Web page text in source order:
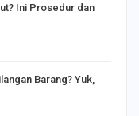
Ini Prosedur dan
Barang? Yuk,